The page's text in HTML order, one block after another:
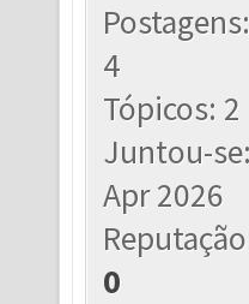
Postagens:
4
Tópicos: 2
Juntou-se:
Apr 2026
0